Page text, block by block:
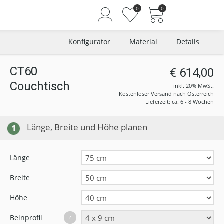
Angemeldet bleiben
0 0
Konfigurator Material Details
CT60
Couchtisch
€ 614,00
inkl. 20% MwSt.
Kostenloser Versand nach Österreich
Lieferzeit: ca. 6 - 8 Wochen
1 Länge, Breite und Höhe planen
Länge
Breite
Höhe
Beinprofil ?